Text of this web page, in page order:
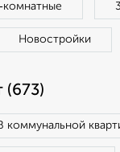
Новостройки
(673)
коммунальной